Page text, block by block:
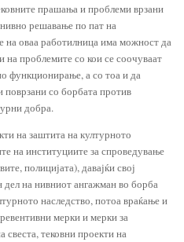
прашања и проблеми врзани
нивно решавање по пат на
на оваа работилница има можност да
на проблемите со кои се соочуваат
функционирање, а со тоа и да
поврзани со борбата против
добра.
на заштита на културното
на институциите за спроведување
полицијата), давајќи свој
дел на нивниот ангажман во борба
наследство, потоа враќање и
мерки и мерки за
свеста, тековни проекти на